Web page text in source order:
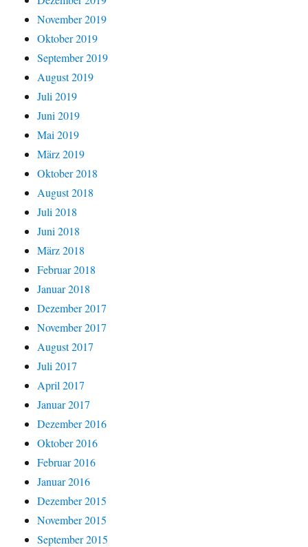
November 2019
Oktober 2019
September 2019
August 2019
Juli 2019
Juni 2019
Mai 2019
März 2019
Oktober 2018
August 2018
Juli 2018
Juni 2018
März 2018
Februar 2018
Januar 2018
Dezember 2017
November 2017
August 2017
Juli 2017
April 2017
Januar 2017
Dezember 2016
Oktober 2016
Februar 2016
Januar 2016
Dezember 2015
November 2015
September 2015